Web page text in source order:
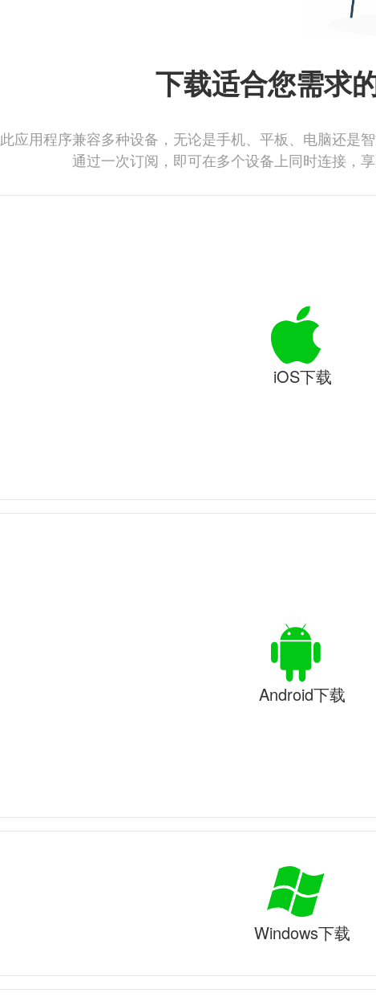
下载适合您需求
此应用程序兼容多种设备，无论是手机、平板、电脑还是
通过一次订阅，即可在多个设备上同时连接，享
iOS下载
Android下载
Windows下载